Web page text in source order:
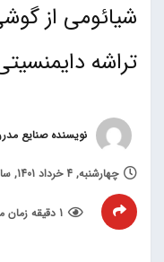
تراشه دایمنسیتی 700 رونمایی
نویسنده صنایع
چهارشنبه, 4 خرداد 1401, ساعت 13:45
1 دقیقه زمان مطالعه